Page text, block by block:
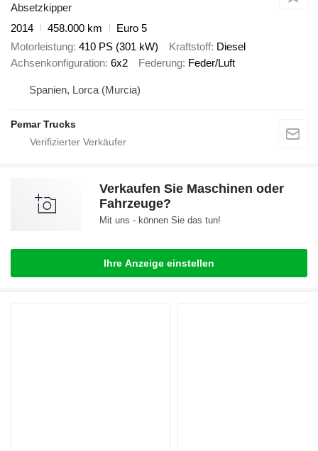
Absetzkipper
2014
458.000 km
Euro 5
Motorleistung 410 PS (301 kW) Kraftstoff Diesel
Achsenkonfiguration 6x2 Federung Feder/Luft
Spanien, Lorca (Murcia)
Pemar Trucks
Verkaufen Sie Maschinen oder
Fahrzeuge?
Mit uns - können Sie das tun!
Ihre Anzeige einstellen